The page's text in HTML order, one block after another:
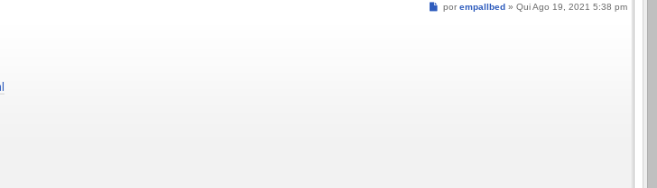
Mensagem
por empallbed » Qui Ago 19, 2021 5:38 pm